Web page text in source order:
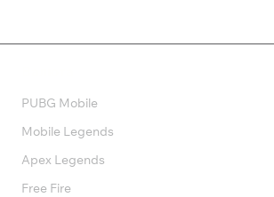
PUBG Mobile
Mobile Legends
Apex Legends
Free Fire